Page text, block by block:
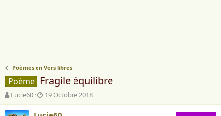
Poèmes en Vers libres
Poème Fragile équilibre
A
u
t
Lucie60
D
a
t
19 Octobre 2018